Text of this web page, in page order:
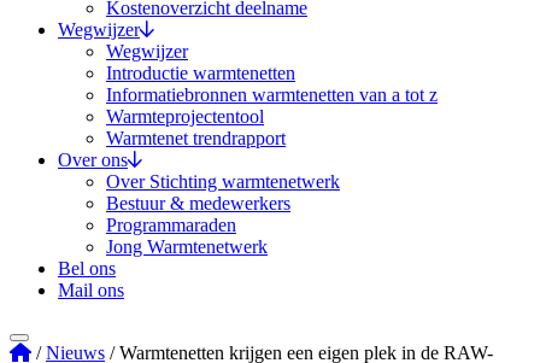
Kostenoverzicht deelname
Wegwijzer
Wegwijzer
Introductie warmtenetten
Informatiebronnen warmtenetten van a tot z
Warmteprojectentool
Warmtenet trendrapport
Over ons
Over Stichting warmtenetwerk
Bestuur & medewerkers
Programmaraden
Jong Warmtenetwerk
Bel ons
Mail ons
Stichting Warmtenetwerk
/Nieuws /Warmtenetten krijgen een eigen plek in de RAW-